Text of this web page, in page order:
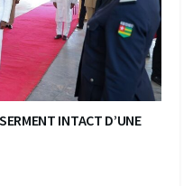
INTACT D’UNE